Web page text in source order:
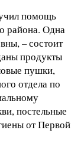
помощь
района. Одна
– состоит
продукты
пушки,
отдела по
постельные
от Первой